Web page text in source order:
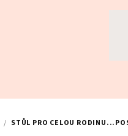
/ STŮL PRO CELOU